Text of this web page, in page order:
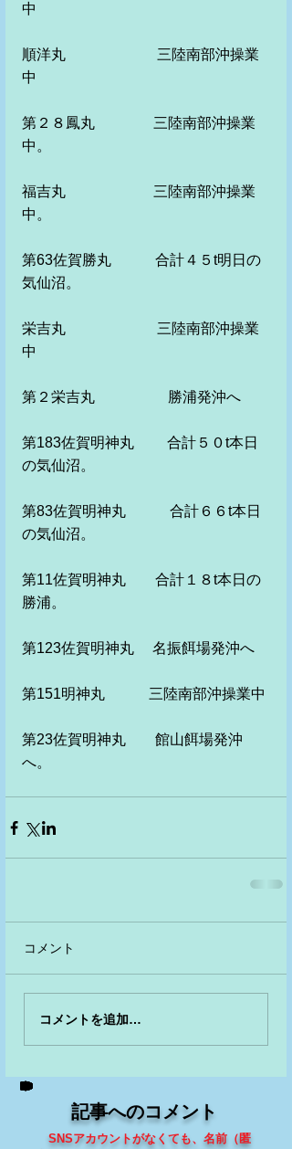
中
順洋丸　　　　　　 三陸南部沖操業
中
第２８鳳丸　　　　三陸南部沖操業
中。
福吉丸　　　　　　三陸南部沖操業
中。
第63佐賀勝丸　　　合計４５t明日の
気仙沼。
栄吉丸　　　　　　 三陸南部沖操業
中
第２栄吉丸　　　　　勝浦発沖へ
第183佐賀明神丸　　 合計５０t本日
の気仙沼。
第83佐賀明神丸　　　合計６６t本日
の気仙沼。
第11佐賀明神丸　　合計１８t本日の
勝浦。
第123佐賀明神丸　 名振餌場発沖へ
第151明神丸　　　三陸南部沖操業中
第23佐賀明神丸　　館山餌場発沖
へ。
コメント
コメントを追加…
記事へのコメント
SNSアカウントがなくても、 名前（匿